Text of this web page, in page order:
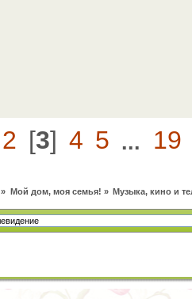
2 [3] 4 5 ... 19
» Мой дом, моя семья! » Музыка, кино и